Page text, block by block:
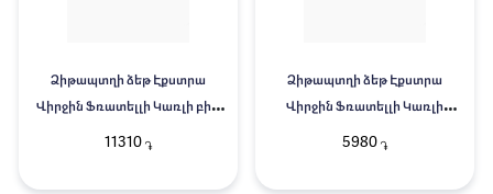
Ձիթապտղի ձեթ Էքստրա
Վիրջին Ֆռատելլի Կառլի բիո
0.5լ
11310֏
Ձիթապտղի ձեթ Էքստրա
Վիրջին Ֆռատելլի Կառլի
պղպեղով 0.25լ
5980 ֏